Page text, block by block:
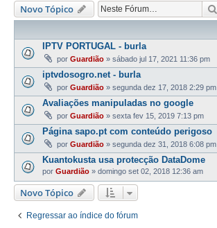
Novo Tópico
IPTV PORTUGAL - burla
por Guardião » sábado jul 17, 2021 11:36 pm
iptvdosogro.net - burla
por Guardião » segunda dez 17, 2018 2:29 pm
Avaliações manipuladas no google
por Guardião » sexta fev 15, 2019 7:13 pm
Página sapo.pt com conteúdo perigoso
por Guardião » segunda dez 31, 2018 6:08 pm
Kuantokusta usa protecção DataDome
por Guardião » domingo set 02, 2018 12:36 am
Novo Tópico
Regressar ao índice do fórum